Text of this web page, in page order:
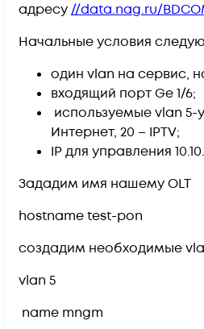
адресу//data.nag.ru/
Начальные условия
один vlan на сервис,
входящий порт Ge 1/6;
используемые vlan 5-
Интернет, 20 – IPTV;
IP для управления
Зададим имя нашему OLT
hostname test-pon
создадим необходимые
vlan 5
name mngm